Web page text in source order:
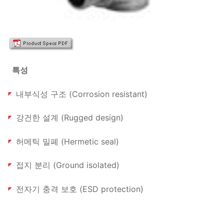
특성
내부식성 구조 (Corrosion resistant)
강건한 설계 (Rugged design)
허메틱 밀폐 (Hermetic seal)
접지 분리 (Ground isolated)
전자기 충격 보호 (ESD protection)